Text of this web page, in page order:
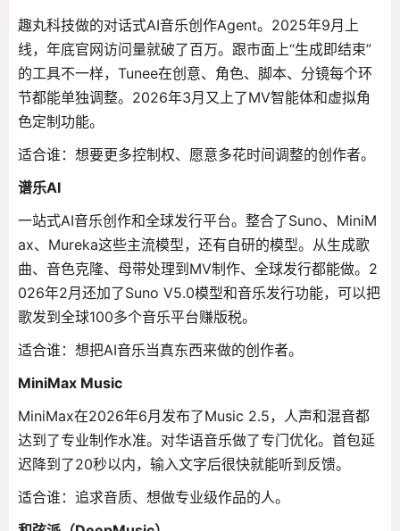
趣丸科技做的对话式AI音乐创作Agent。2025年9月上
线，年底官网访问量就破了百万。跟市面上“生成即结束”
的工具不一样，Tunee在创意、角色、脚本、分镜每个环
节都能单独调整。2026年3月又上了MV智能体和虚拟角
色定制功能。
适合谁：想要更多控制权、愿意多花时间调整的创作者。
谱乐AI
一站式AI音乐创作和全球发行平台。整合了Suno、MiniM
ax、Mureka这些主流模型，还有自研的模型。从生成歌
曲、音色克隆、母带处理到MV制作、全球发行都能做。2
026年2月还加了Suno V5.0模型和音乐发行功能，可以把
歌发到全球100多个音乐平台赚版税。
适合谁：想把AI音乐当真东西来做的创作者。
MiniMax Music
MiniMax在2026年6月发布了Music 2.5，人声和混音都
达到了专业制作水准。对华语音乐做了专门优化。首包延
迟降到了20秒以内，输入文字后很快就能听到反馈。
适合谁：追求音质、想做专业级作品的人。